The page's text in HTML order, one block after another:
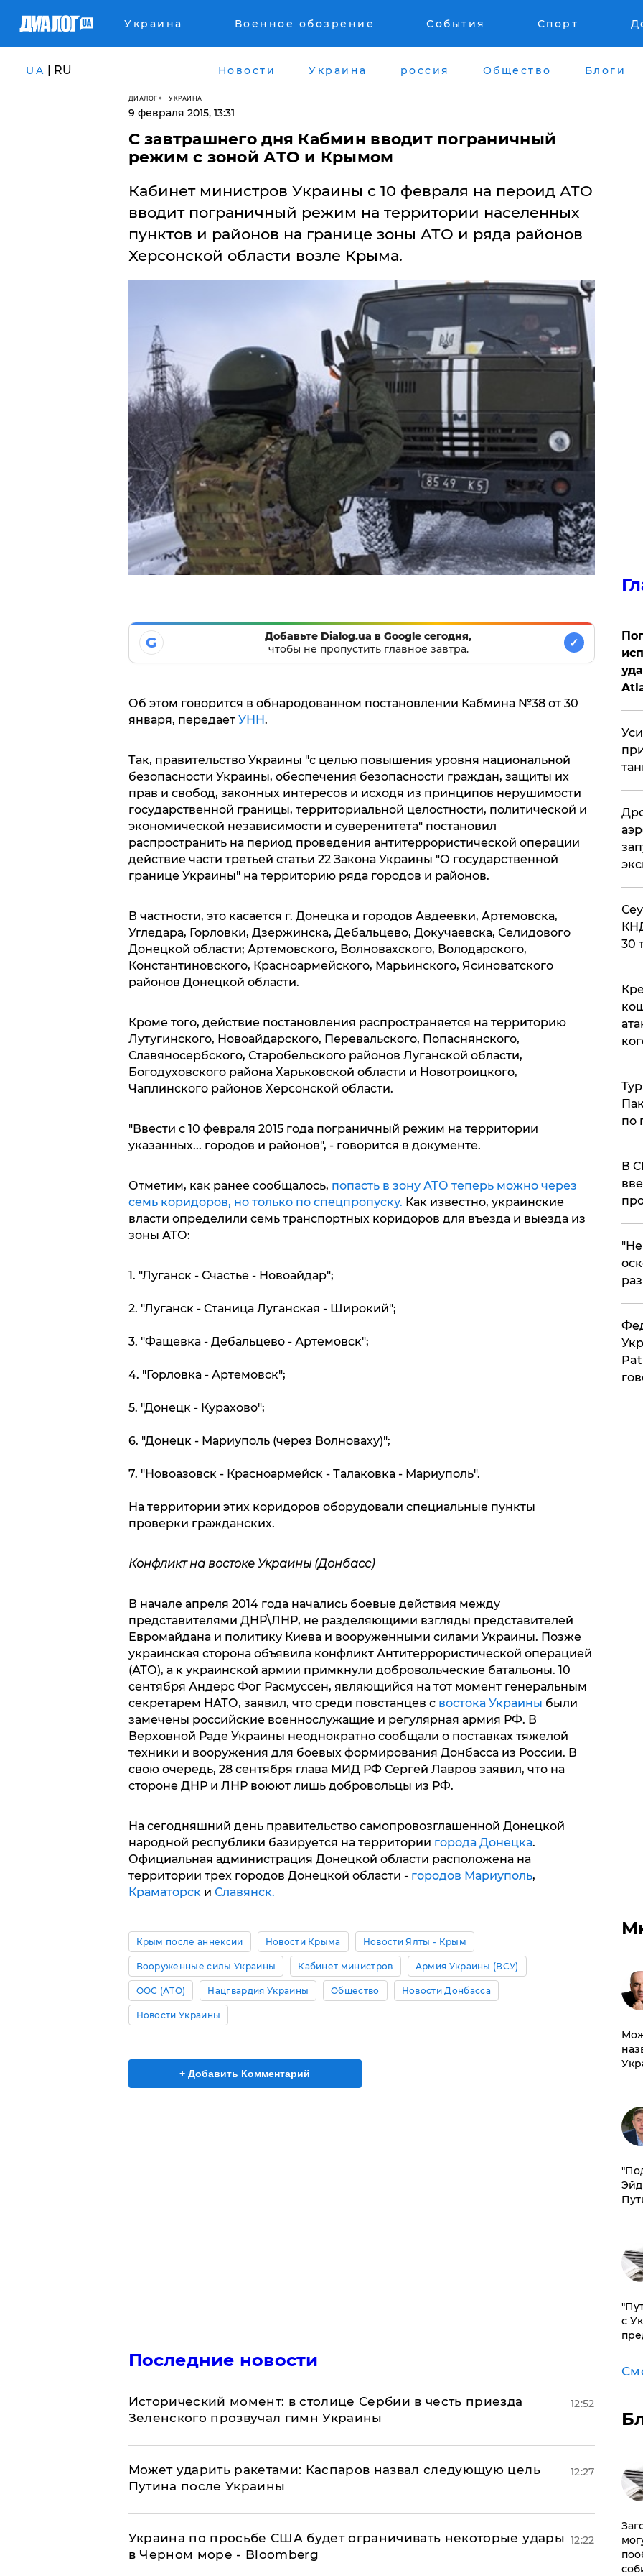
Украина Военное обозрение События Спорт
UA | RU Новости Украина россия Общество Блоги
ДИАЛОГ УКРАИНА
9 февраля 2015, 13:31
С завтрашнего дня Кабмин вводит пограничный
режим с зоной АТО и Крымом
​Кабинет министров Украины с 10 февраля на пероид АТО
вводит пограничный режим на территории населенных
пунктов и районов на границе зоны АТО и ряда районов
Херсонской области возле Крыма.
G
Добавьте Dialog.ua в Google сегодня,
чтобы не пропустить главное завтра.
✓
Об этом говорится в обнародованном постановлении Кабмина №38 от 30
января, передает УНН.
Так, правительство Украины "с целью повышения уровня национальной
безопасности Украины, обеспечения безопасности граждан, защиты их
прав и свобод, законных интересов и исходя из принципов нерушимости
государственной границы, территориальной целостности, политической и
экономической независимости и суверенитета" постановил
распространить на период проведения антитеррористической операции
действие части третьей статьи 22 Закона Украины "О государственной
границе Украины" на территорию ряда городов и районов.
В частности, это касается г. Донецка и городов Авдеевки, Артемовска,
Угледара, Горловки, Дзержинска, Дебальцево, Докучаевска, Селидового
Донецкой области; Артемовского, Волновахского, Володарского,
Константиновского, Красноармейского, Марьинского, Ясиноватского
районов Донецкой области.
Кроме того, действие постановления распространяется на территорию
Лутугинского, Новоайдарского, Перевальского, Попаснянского,
Славяносербского, Старобельского районов Луганской области,
Богодуховского района Харьковской области и Новотроицкого,
Чаплинского районов Херсонской области.
"Ввести с 10 февраля 2015 года пограничный режим на территории
указанных... городов и районов", - говорится в документе.
Отметим, как ранее сообщалось, попасть в зону АТО теперь можно через
семь коридоров, но только по спецпропуску. Как известно, украинские
власти определили семь транспортных коридоров для въезда и выезда из
зоны АТО:
1. "Луганск - Счастье - Новоайдар";
2. "Луганск - Станица Луганская - Широкий";
3. "Фащевка - Дебальцево - Артемовск";
4. "Горловка - Артемовск";
5. "Донецк - Курахово";
6. "Донецк - Мариуполь (через Волноваху)";
7. "Новоазовск - Красноармейск - Талаковка - Мариуполь".
На территории этих коридоров оборудовали специальные пункты
проверки гражданских.
Конфликт на востоке Украины (Донбасс)
В начале апреля 2014 года начались боевые действия между
представителями ДНР\ЛНР, не разделяющими взгляды представителей
Евромайдана и политику Киева и вооруженными силами Украины. Позже
украинская сторона объявила конфликт Антитеррористической операцией
(АТО), а к украинской армии примкнули добровольческие батальоны. 10
сентября Андерс Фог Расмуссен, являющийся на тот момент генеральным
секретарем НАТО, заявил, что среди повстанцев с востока Украины были
замечены российские военнослужащие и регулярная армия РФ. В
Верховной Раде Украины неоднократно сообщали о поставках тяжелой
техники и вооружения для боевых формирования Донбасса из России. В
свою очередь, 28 сентября глава МИД РФ Сергей Лавров заявил, что на
стороне ДНР и ЛНР воюют лишь добровольцы из РФ.
На сегодняшний день правительство самопровозглашенной Донецкой
народной республики базируется на территории города Донецка.
Официальная администрация Донецкой области расположена на
территории трех городов Донецкой области - городов Мариуполь,
Краматорски Славянск.
Крым после аннексии Новости Крыма Новости Ялты - Крым
Вооруженные силы Украины Кабинет министров Армия Украины (ВСУ)
ООС (АТО) Нацгвардия Украины Общество Новости Донбасса
Новости Украины
+ Добавить Комментарий
Последние новости
Исторический момент: в столице Сербии в честь приезда
Зеленского прозвучал гимн Украины
12:52
Может ударить ракетами: Каспаров назвал следующую цель
Путина после Украины
12:27
Украина по просьбе США будет ограничивать некоторые удары
в Черном море - Bloomberg
12:22
30
по
В
с